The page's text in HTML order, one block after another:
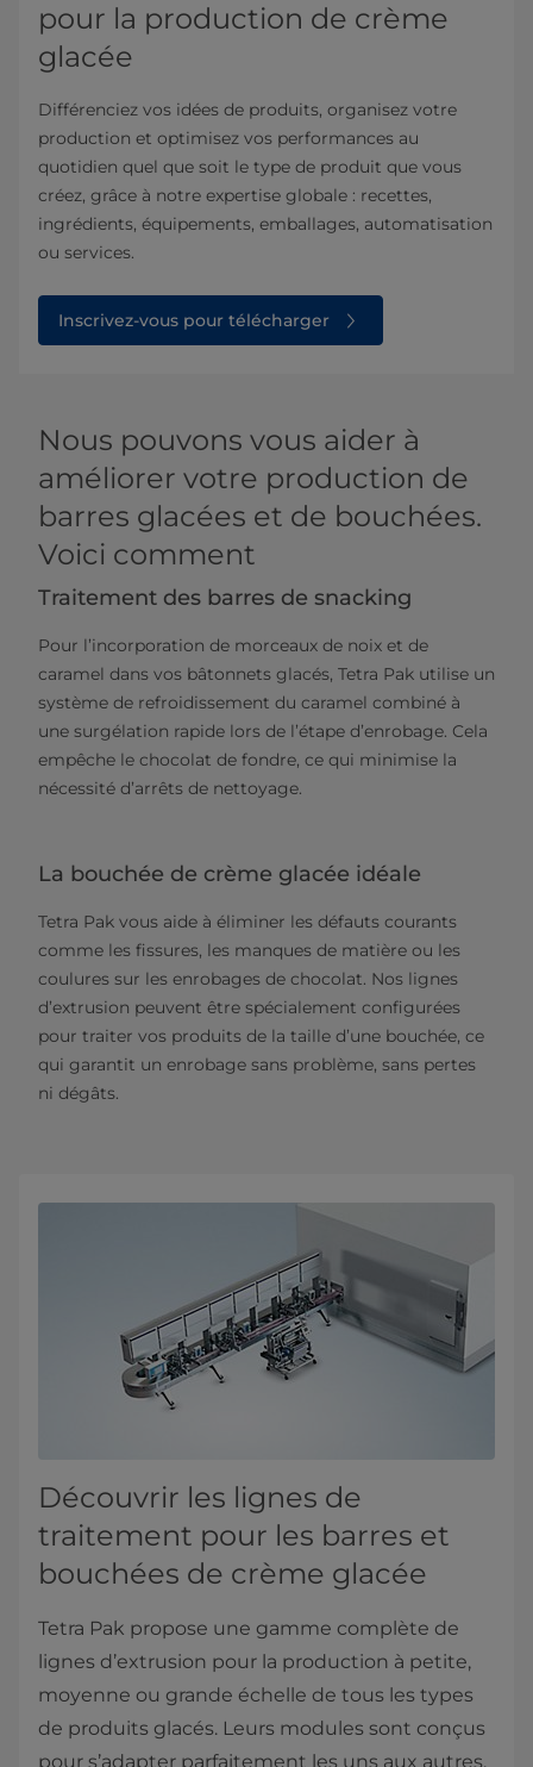
pour la production de crème
glacée
Différenciez vos idées de produits, organisez votre
production et optimisez vos performances au
quotidien quel que soit le type de produit que vous
créez, grâce à notre expertise globale : recettes,
ingrédients, équipements, emballages, automatisation
ou services.
Inscrivez-vous pour télécharger
Nous pouvons vous aider à
améliorer votre production de
barres glacées et de bouchées.
Voici comment
Traitement des barres de snacking
Pour l’incorporation de morceaux de noix et de
caramel dans vos bâtonnets glacés, Tetra Pak utilise un
système de refroidissement du caramel combiné à
une surgélation rapide lors de l’étape d’enrobage. Cela
empêche le chocolat de fondre, ce qui minimise la
nécessité d’arrêts de nettoyage.
La bouchée de crème glacée idéale
Tetra Pak vous aide à éliminer les défauts courants
comme les fissures, les manques de matière ou les
coulures sur les enrobages de chocolat. Nos lignes
d’extrusion peuvent être spécialement configurées
pour traiter vos produits de la taille d’une bouchée, ce
qui garantit un enrobage sans problème, sans pertes
ni dégâts.
Découvrir les lignes de
traitement pour les barres et
bouchées de crème glacée
Tetra Pak propose une gamme complète de
lignes d’extrusion pour la production à petite,
moyenne ou grande échelle de tous les types
de produits glacés. Leurs modules sont conçus
pour s’adapter parfaitement les uns aux autres,